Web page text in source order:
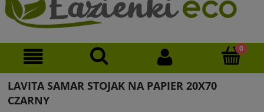
LAVITA SAMAR STOJAK NA PAPIER 20X70
CZARNY